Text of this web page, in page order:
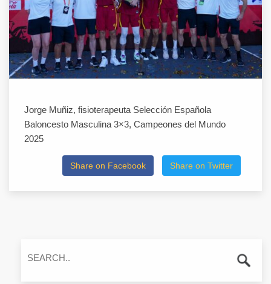
Jorge Muñiz, fisioterapeuta Selección Española
Baloncesto Masculina 3×3, Campeones del Mundo
2025
Share on Facebook Share on Twitter